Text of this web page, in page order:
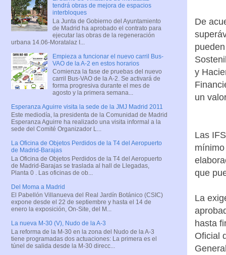
De
y
un
Las
que
La
hasta
Oficial
tendrá obras de mejora de espacios
interbloques
La Junta de Gobierno del Ayuntamiento
de Madrid ha aprobado el contrato para
ejecutar las obras de la regeneración
urbana 14.06-Moratalaz I...
Empieza a funcionar el nuevo carril Bus-
VAO de la A-2 en estos horarios
Comienza la fase de pruebas del nuevo
carril Bus-VAO de la A-2. Se activará de
forma progresiva durante el mes de
agosto y la primera semana...
Esperanza Aguirre visita la sede de la JMJ Madrid 2011
Este mediodía, la presidenta de la Comunidad de Madrid
Esperanza Aguirre ha realizado una visita informal a la
sede del Comité Organizador L...
La Oficina de Objetos Perdidos de la T4 del Aeropuerto
de Madrid-Barajas
La Oficina de Objetos Perdidos de la T4 del Aeropuerto
de Madrid-Barajas se traslada al hall de Llegadas,
Planta 0 . Las oficinas de ob...
Del Moma a Madrid
El Pabellón Villanueva del Real Jardín Botánico (CSIC)
expone desde el 22 de septiembre y hasta el 14 de
enero la exposición, On-Site, del M...
La nueva M-30 (V), Nudo de la A-3
La reforma de la M-30 en la zona del Nudo de la A-3
tiene programadas dos actuaciones: La primera es el
túnel de salida desde la M-30 direcc...